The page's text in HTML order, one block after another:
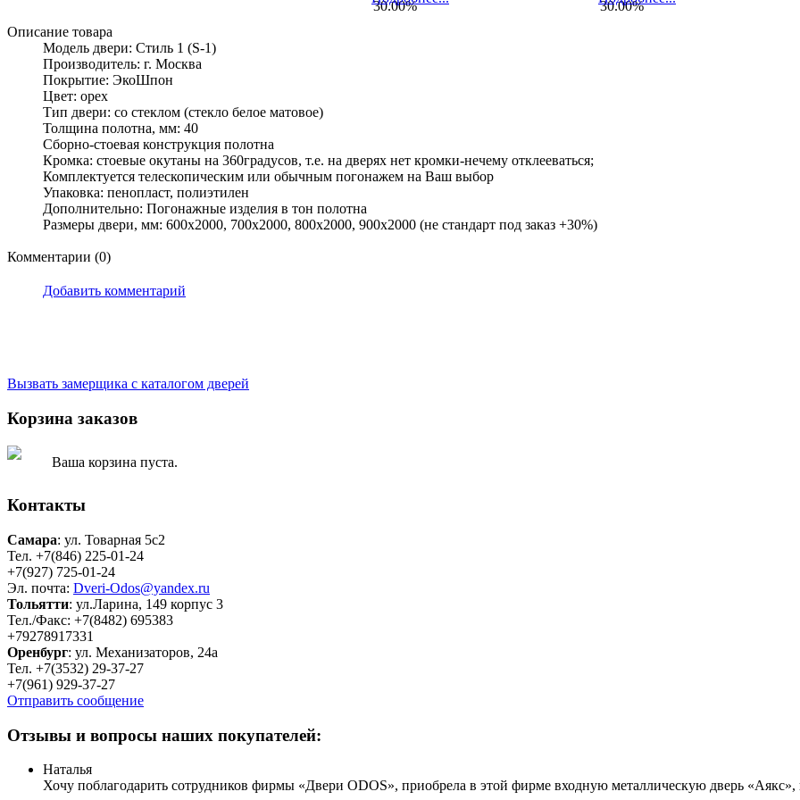
30.00%
30.00%
Описание товара
Модель двери: Стиль 1 (S-1)
Производитель: г. Москва
Покрытие: ЭкоШпон
Цвет: орех
Тип двери: со стеклом (стекло белое матовое)
Толщина полотна, мм: 40
Сборно-стоевая конструкция полотна
Кромка: стоевые окутаны на 360градусов, т.е. на дверях нет кромки-нечему отклееваться;
Комплектуется телескопическим или обычным погонажем на Ваш выбор
Упаковка: пенопласт, полиэтилен
Дополнительно: Погонажные изделия в тон полотна
Размеры двери, мм: 600x2000, 700x2000, 800x2000, 900x2000 (не стандарт под заказ +30%)
Комментарии (0)
Добавить комментарий
Вызвать замерщика с каталогом дверей
Корзина заказов
Ваша корзина пуста.
Контакты
Самара: ул. Товарная 5c2
Тел. +7(846) 225-01-24
+7(927) 725-01-24
Эл. почта: Dveri-Odos@yandex.ru
Тольятти: ул.Ларина, 149 корпус 3
Тел./Факс: +7(8482) 695383
+79278917331
Оренбург: ул. Механизаторов, 24а
Тел. +7(3532) 29-37-27
+7(961) 929-37-27
Отправить сообщение
Отзывы и вопросы наших покупателей:
Наталья
Хочу поблагодарить сотрудников фирмы «Двери ODOS», приобрела в этой фирме входную металлическую дверь